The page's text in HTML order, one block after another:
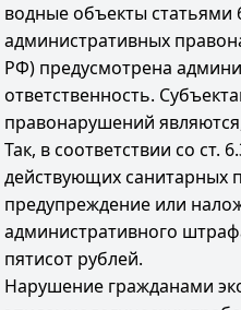
водные объекты статьями
административных
РФ) предусмотрена
ответственность.
правонарушений
Так, в соответствии со
действующих санитарных
предупреждение или
административного
пятисот рублей.
Нарушение гражданами